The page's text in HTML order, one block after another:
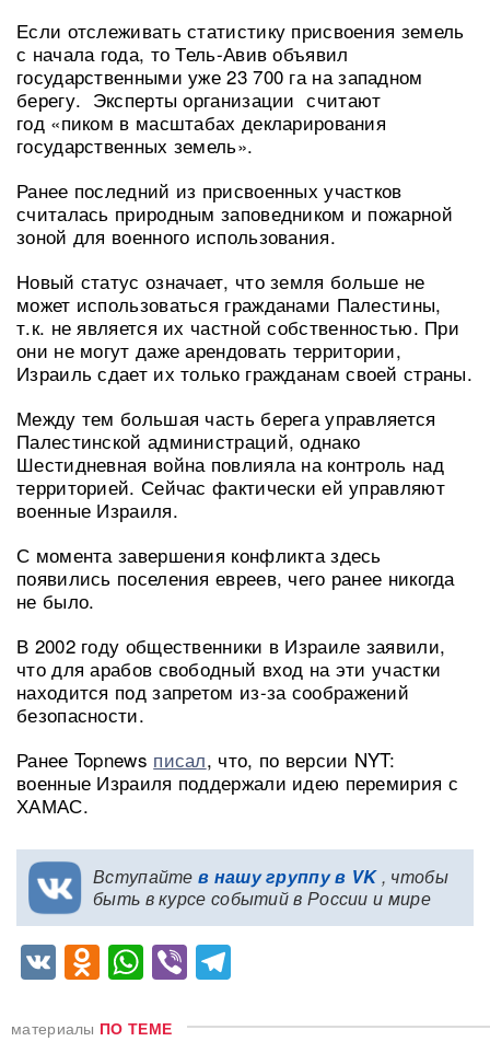
Если отслеживать статистику присвоения земель
с начала года, то Тель-Авив объявил
государственными уже 23 700 га на западном
берегу. Эксперты организации считают
год «пиком в масштабах декларирования
государственных земель».
Ранее последний из присвоенных участков
считалась природным заповедником и пожарной
зоной для военного использования.
Новый статус означает, что земля больше не
может использоваться гражданами Палестины,
т.к. не является их частной собственностью. При
они не могут даже арендовать территории,
Израиль сдает их только гражданам своей страны.
Между тем большая часть берега управляется
Палестинской администраций, однако
Шестидневная война повлияла на контроль над
территорией. Сейчас фактически ей управляют
военные Израиля.
С момента завершения конфликта здесь
появились поселения евреев, чего ранее никогда
не было.
В 2002 году общественники в Израиле заявили,
что для арабов свободный вход на эти участки
находится под запретом из-за соображений
безопасности.
Ранее Topnews писал, что, по версии NYT:
военные Израиля поддержали идею перемирия с
ХАМАС.
Вступайте в нашу группу в VK, чтобы
быть в курсе событий в России и мире
VKOdnoklassniki
WhatsApp
Viber
материалы ПО ТЕМЕ